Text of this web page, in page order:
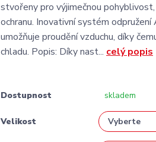
stvořeny pro výjimečnou
ochranu. Inovativní systém
umožňuje proudění vzduchu, díky
chladu. Popis: Díky nast... celý popis
Dostupnost skladem
Velikost